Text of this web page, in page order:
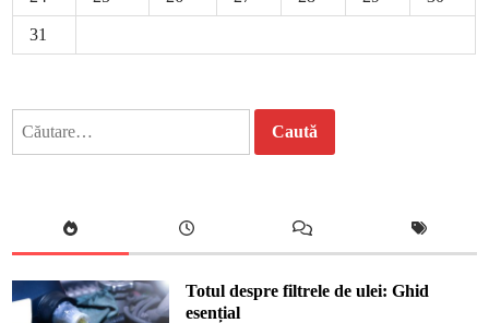
31
Totul despre filtrele de ulei: Ghid
esențial